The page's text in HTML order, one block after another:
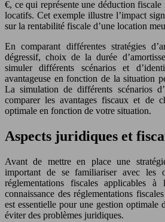
€, ce qui représente une déduction
locatifs. Cet exemple illustre l’impact
sur la rentabilité fiscale d’une location
En comparant différentes stratégies
dégressif, choix de la durée
simuler différents scénarios et
avantageuse en fonction de la situation
La simulation de différents scénarios
comparer les avantages fiscaux et de
optimale en fonction de votre situation.
Aspects juridiques et
Avant de mettre en place une
important de se familiariser avec les
réglementations fiscales applicables
connaissance des réglementations
est essentielle pour une gestion optimale
éviter des problèmes juridiques.